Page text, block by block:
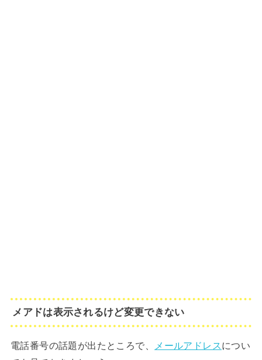
メアドは表示されるけど変更できない
電話番号の話題が出たところで、 メールアドレスについ